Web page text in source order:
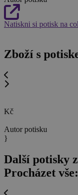
Natiskni si potisk na
Zboží s
Kč
Autor potisku
}
Další potisky
Procházet vše: